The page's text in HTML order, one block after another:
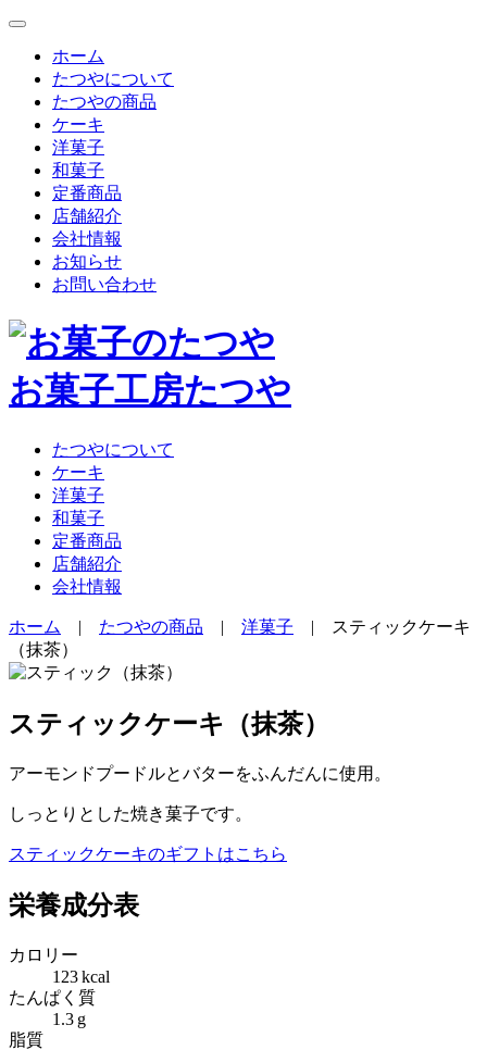
ホーム
たつやについて
たつやの商品
ケーキ
洋菓子
和菓子
定番商品
店舗紹介
会社情報
お知らせ
お問い合わせ
お菓子工房たつや
たつやについて
ケーキ
洋菓子
和菓子
定番商品
店舗紹介
会社情報
ホーム | たつやの商品 | 洋菓子 |
スティックケーキ
（抹茶）
スティックケーキ（抹茶）
アーモンドプードルとバターをふんだんに使用。
しっとりとした焼き菓子です。
スティックケーキのギフトはこちら
栄養成分表
カロリー
123 kcal
たんぱく質
1.3 g
脂質